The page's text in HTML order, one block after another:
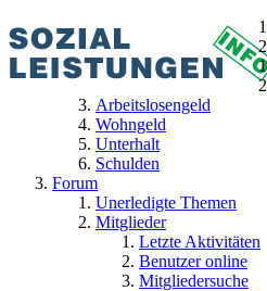
Arbeitslosengeld
Wohngeld
Unterhalt
Schulden
Forum
Unerledigte Themen
Mitglieder
Letzte Aktivitäten
Benutzer online
Mitgliedersuche